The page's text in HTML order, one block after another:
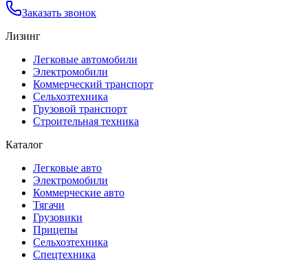
Заказать звонок
Лизинг
Легковые автомобили
Электромобили
Коммерческий транспорт
Сельхозтехника
Грузовой транспорт
Строительная техника
Каталог
Легковые авто
Электромобили
Коммерческие авто
Тягачи
Грузовики
Прицепы
Сельхозтехника
Спецтехника